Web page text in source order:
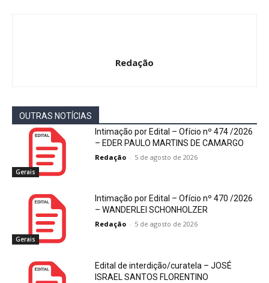
Redação
OUTRAS NOTÍCIAS
Gerais
Intimação por Edital – Ofício nº 474 /2026
– EDER PAULO MARTINS DE CAMARGO
Redação - 5 de agosto de 2026
Gerais
Intimação por Edital – Ofício nº 470 /2026
– WANDERLEI SCHONHOLZER
Redação - 5 de agosto de 2026
Edital de interdição/curatela – JOSÉ
ISRAEL SANTOS FLORENTINO